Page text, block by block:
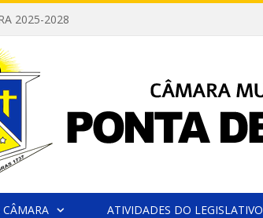
2025-2028
CÂMARA ATIVIDADES DO LEGISLATIVO